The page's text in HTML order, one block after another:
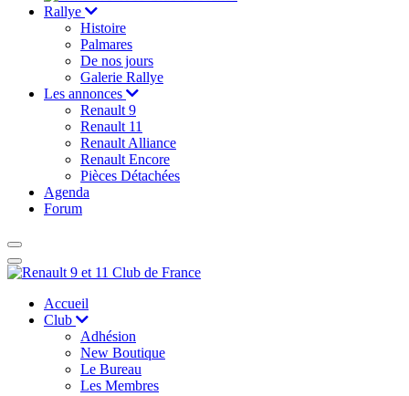
Rallye
Histoire
Palmares
De nos jours
Galerie Rallye
Les annonces
Renault 9
Renault 11
Renault Alliance
Renault Encore
Pièces Détachées
Agenda
Forum
Accueil
Club
Adhésion
New Boutique
Le Bureau
Les Membres